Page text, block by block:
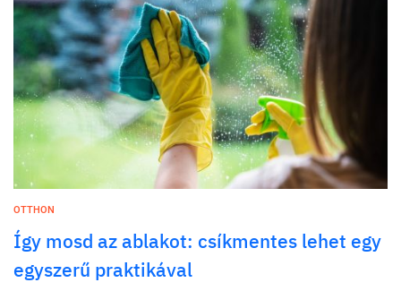
OTTHON
Így mosd az ablakot: csíkmentes lehet egy
egyszerű praktikával